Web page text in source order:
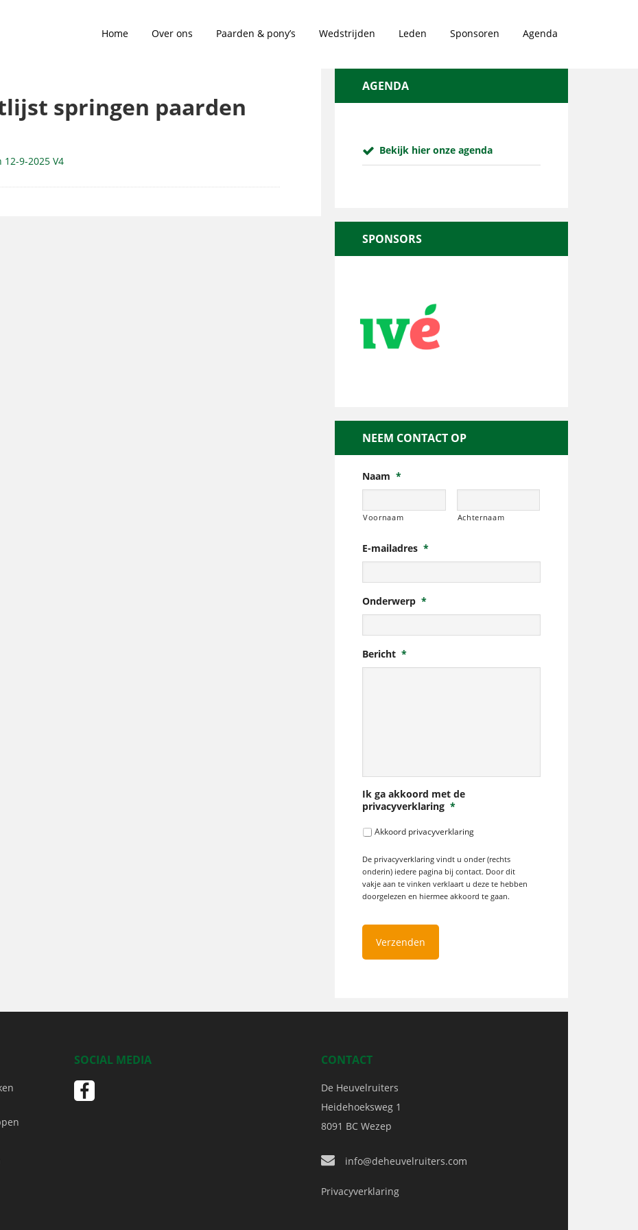
Home Over ons Paarden & pony’s Wedstrijden Leden Sponsoren Agenda
springen paarden
9-2025 V4
AGENDA
Bekijk hier onze agenda
SPONSORS
NEEM CONTACT OP
Naam *
Voornaam Achternaam
E-mailadres *
Onderwerp *
Bericht *
Ik ga akkoord met de
privacyverklaring *
Akkoord privacyverklaring
De privacyverklaring vindt u onder (rechts
onderin) iedere pagina bij contact. Door dit
vakje aan te vinken verklaart u deze te hebben
doorgelezen en hiermee akkoord te gaan.
SOCIAL MEDIA CONTACT
De Heuvelruiters
Heidehoeksweg 1
8091 BC Wezep
info@deheuvelruiters.com
Privacyverklaring